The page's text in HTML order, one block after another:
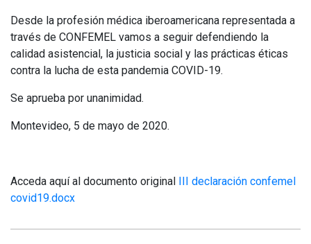
Desde la profesión médica iberoamericana representada a
través de CONFEMEL vamos a seguir defendiendo la
calidad asistencial, la justicia social y las prácticas éticas
contra la lucha de esta pandemia COVID-19.
Se aprueba por unanimidad.
Montevideo, 5 de mayo de 2020.
Acceda aquí al documento original III declaración confemel
covid19.docx